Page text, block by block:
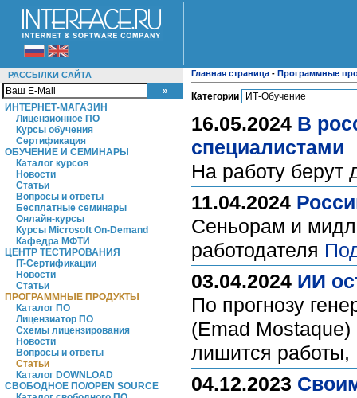
РАССЫЛКИ САЙТА
ИНТЕРНЕТ-МАГАЗИН
Лицензионное ПО
Курсы обучения
Сертификация
ОБУЧЕНИЕ И СЕМИНАРЫ
Каталог курсов
Новости
Статьи
Вопросы и ответы
Бесплатные семинары
Онлайн-курсы
Курсы Microsoft On-Demand
Кафедра МФТИ
ЦЕНТР ТЕСТИРОВАНИЯ
IT-Сертификации
Новости
Статьи
ПРОГРАММНЫЕ ПРОДУКТЫ
Каталог ПО
Лицензиатор ПО
Схемы лицензирования
Новости
Вопросы и ответы
Статьи
Каталог DOWNLOAD
СВОБОДНОЕ ПО/OPEN SOURCE
Главная страница - Программные
Категории
16.05.2024 В
специалистами
На работу
11.04.2024
Сеньорам и
работодателя
03.04.2024 ИИ
По прогнозу
(Emad Mostaque)
лишится работы,
04.12.2023